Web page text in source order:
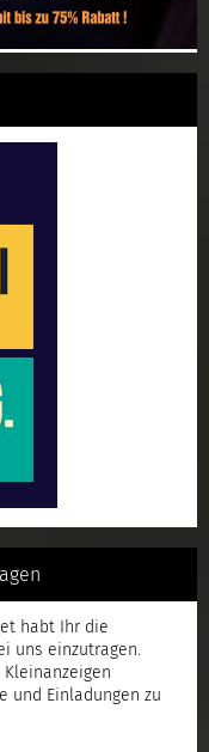
habt Ihr die
uns einzutragen.
und Einladungen zu